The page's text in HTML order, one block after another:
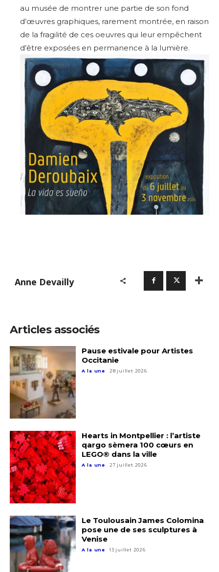
Adresse email*
Nom
Prénom
J'accepte lestermes et conditions
Adresse email*
Nom
Prénom
au musée de montrer une partie de son fond
d’œuvres graphiques, rarement montrée, en raison
de la fragilité de ces oeuvres qui leur empêchent
d’être exposées en permanence à la lumière.
Anne Devailly
Articles associés
Pause estivale pour Artistes
Occitanie
A la une 28 juillet 2026
Hearts in Montpellier : l’artiste
qargo sèmera 100 cœurs en
LEGO® dans la ville
A la une 27 juillet 2026
Le Toulousain James Colomina
pose une de ses sculptures à
Venise
A la une 13 juillet 2026